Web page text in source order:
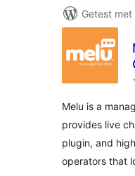
Getest
Melu is a
provides live
plugin, and
operators that